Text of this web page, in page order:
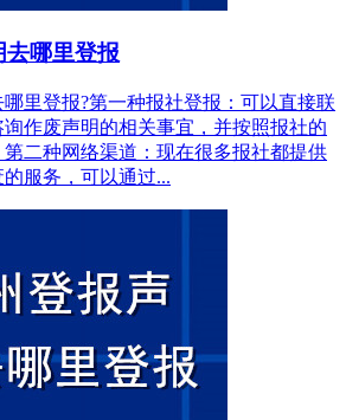
哪里登报
里登报?第一种报社登报：可以直接联
作废声明的相关事宜，并按照报社的
二种网络渠道：现在很多报社都提供
服务，可以通过...